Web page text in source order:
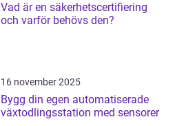
Vad är en säkerhetscertifiering
och varför behövs den?
16 november 2025
Bygg din egen automatiserade
växtodlingsstation med sensorer